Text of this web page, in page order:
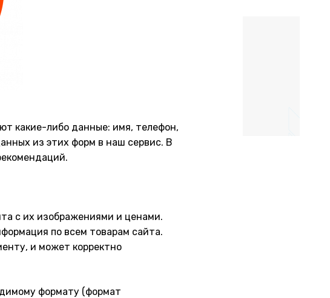
какие-либо данные: имя, телефон,
из этих форм в наш сервис. В
с их изображениями и ценами.
по всем товарам сайта.
и может корректно
формату (формат